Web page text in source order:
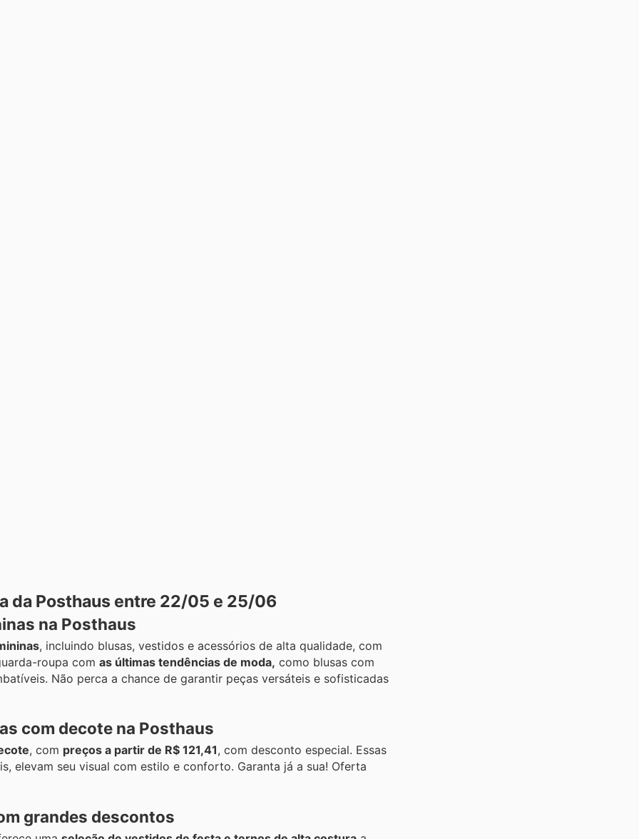
da Posthaus entre 22/05 e 25/06
na Posthaus
, incluindo blusas, vestidos e acessórios de alta qualidade, com
roupa com as últimas tendências de moda, como blusas com
Não perca a chance de garantir peças versáteis e sofisticadas
com decote na Posthaus
, com preços a partir de R$ 121,41, com desconto especial. Essas
elevam seu visual com estilo e conforto. Garanta já a sua! Oferta
grandes descontos